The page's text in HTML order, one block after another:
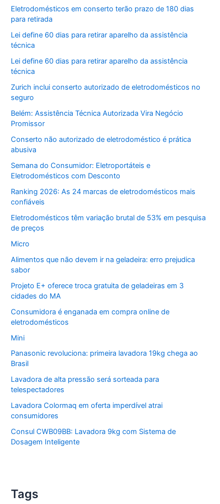
Eletrodomésticos em conserto terão prazo de 180 dias
para retirada
Lei define 60 dias para retirar aparelho da assistência
técnica
Lei define 60 dias para retirar aparelho da assistência
técnica
Zurich inclui conserto autorizado de eletrodomésticos no
seguro
Belém: Assistência Técnica Autorizada Vira Negócio
Promissor
Conserto não autorizado de eletrodoméstico é prática
abusiva
Semana do Consumidor: Eletroportáteis e
Eletrodomésticos com Desconto
Ranking 2026: As 24 marcas de eletrodomésticos mais
confiáveis
Eletrodomésticos têm variação brutal de 53% em pesquisa
de preços
Micro
Alimentos que não devem ir na geladeira: erro prejudica
sabor
Projeto E+ oferece troca gratuita de geladeiras em 3
cidades do MA
Consumidora é enganada em compra online de
eletrodomésticos
Mini
Panasonic revoluciona: primeira lavadora 19kg chega ao
Brasil
Lavadora de alta pressão será sorteada para
telespectadores
Lavadora Colormaq em oferta imperdível atrai
consumidores
Consul CWB09BB: Lavadora 9kg com Sistema de
Dosagem Inteligente
Tags